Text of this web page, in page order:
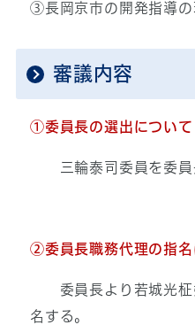
③長岡京市の開発指導の
審議内容
①委員長の選出について
三輪泰司委員を委員
②委員長職務代理の指名
委員長より若城光柾
名する。